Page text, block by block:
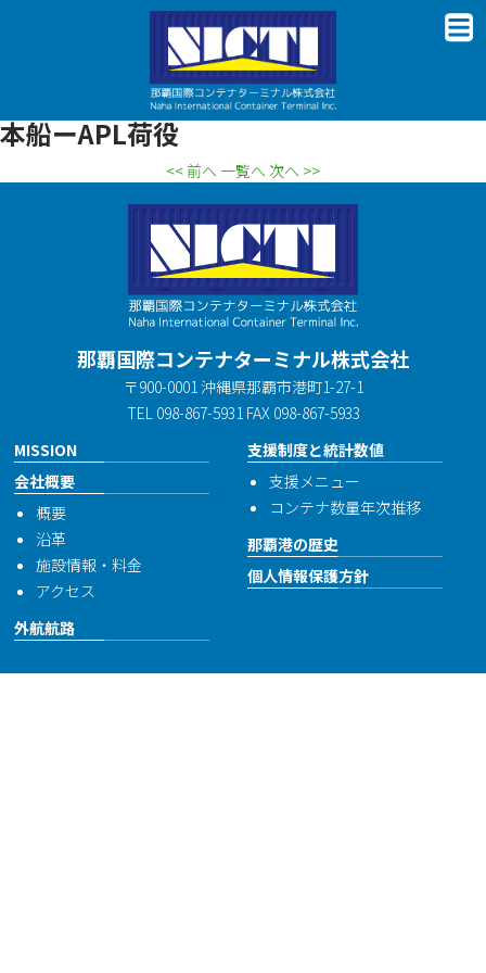
本船ーAPL荷役
<< 前へ 一覧へ 次へ >>
那覇国際コンテナターミナル株式会社
〒900-0001 沖縄県那覇市港町1-27-1
TEL 098-867-5931 FAX 098-867-5933
MISSION
会社概要
概要
沿革
施設情報・料金
アクセス
外航航路
支援制度と統計数値
支援メニュー
コンテナ数量年次推移
那覇港の歴史
個人情報保護方針